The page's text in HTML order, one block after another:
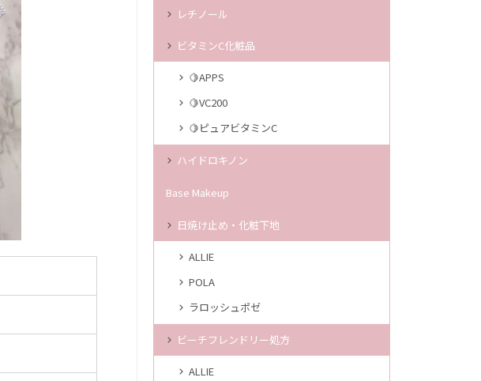
レチノール
ビタミンC化粧品
🍋APPS
🍋VC200
🍋ピュアビタミンC
ハイドロキノン
Base Makeup
日焼け止め・化粧下地
ALLIE
POLA
ラロッシュポゼ
ビーチフレンドリー処方
ALLIE